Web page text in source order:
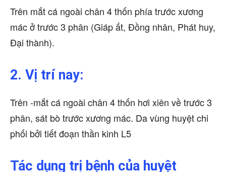
Trên mắt cá ngoài chân 4 thốn phía trước xương
mác ở trước 3 phân (Giáp ất, Đồng nhân, Phát huy,
Đại thành).
2. Vị trí nay:
Trên -mắt cá ngoài chân 4 thốn hơi xiên về trước 3
phân, sát bò trước xương mác. Da vùng huyệt chi
phối bởi tiết đoạn thần kinh L5
Tác dụng trị bệnh của huyệt